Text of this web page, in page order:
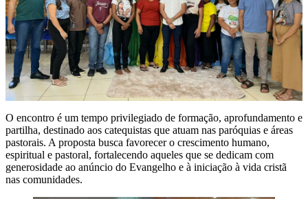
O encontro é um tempo privilegiado de formação, aprofundamento e
partilha, destinado aos catequistas que atuam nas paróquias e áreas
pastorais. A proposta busca favorecer o crescimento humano,
espiritual e pastoral, fortalecendo aqueles que se dedicam com
generosidade ao anúncio do Evangelho e à iniciação à vida cristã
nas comunidades.